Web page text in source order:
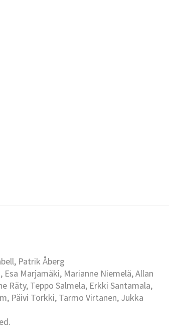
Patrik Åberg
Marjamäki, Marianne Niemelä, Allan
Räty, Teppo Salmela, Erkki Santamala,
Päivi Torkki, Tarmo Virtanen, Jukka